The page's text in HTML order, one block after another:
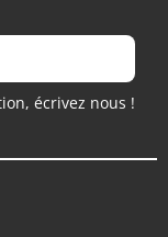
écrivez nous !